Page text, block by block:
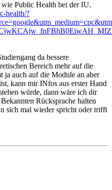
Public Health bei der IU.
health/?
da bessere
Bereich mehr auf die
ja auch auf die Module an aber
kann mir INfos aus erster Hand
würde, dann wäre ich dir
Rücksprache halten
sich mal wieder spricht oder trifft